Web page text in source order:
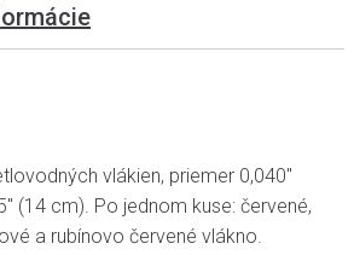
vlákien, priemer 0,040"
(14 cm). Po jednom kuse: červené,
a rubínovo červené vlákno.